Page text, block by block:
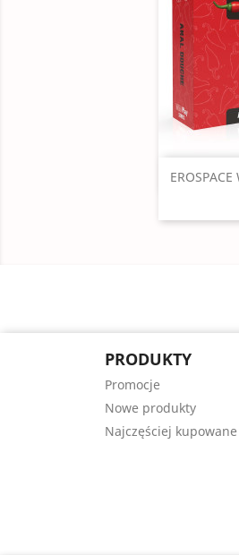

PRODUKTY
Promocje
Nowe produkty
Najczęściej kupowane